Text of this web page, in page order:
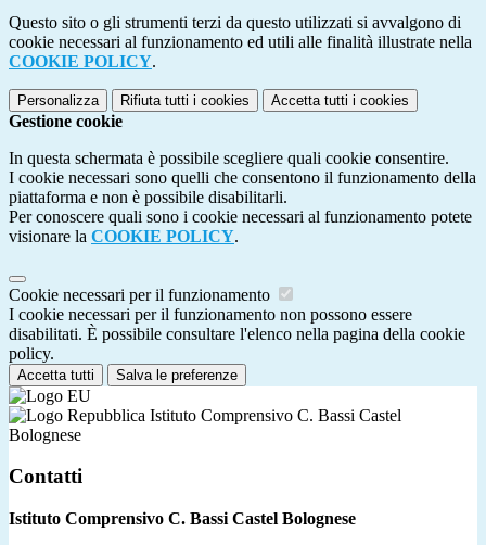
Questo sito o gli strumenti terzi da questo utilizzati si avvalgono di
cookie necessari al funzionamento ed utili alle finalità illustrate nella
COOKIE POLICY.
Personalizza Rifiuta tutti i cookies Accetta tutti i cookies
Gestione cookie
In questa schermata è possibile scegliere quali cookie consentire.
I cookie necessari sono quelli che consentono il funzionamento della
piattaforma e non è possibile disabilitarli.
Per conoscere quali sono i cookie necessari al funzionamento potete
visionare la COOKIE POLICY.
Cookie necessari per il funzionamento
I cookie necessari per il funzionamento non possono essere
disabilitati. È possibile consultare l'elenco nella pagina della cookie
policy.
Accetta tutti Salva le preferenze
Istituto Comprensivo C. Bassi Castel
Bolognese
Contatti
Istituto Comprensivo C. Bassi Castel Bolognese